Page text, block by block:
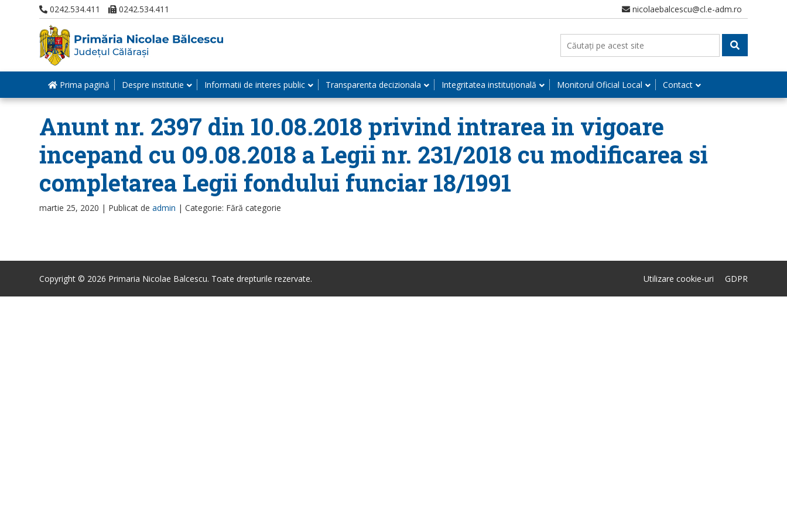
0242.534.411 0242.534.411 nicolaebalcescu@cl.e-adm.ro
Prima pagină Despre institutie Informatii de interes public Transparenta decizionala Integritatea instituțională Monitorul Oficial Local Contact
Anunt nr. 2397 din 10.08.2018 privind intrarea in vigoare
incepand cu 09.08.2018 a Legii nr. 231/2018 cu modificarea si
completarea Legii fondului funciar 18/1991
martie 25, 2020 | Publicat de admin | Categorie: Fără categorie
Copyright © 2026 Primaria Nicolae Balcescu. Toate drepturile rezervate. Utilizare cookie-uri GDPR